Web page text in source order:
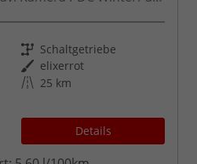
Getriebe Schaltgetriebe
Außenfarbe elixerrot
Kilometerstand 25 km
Details